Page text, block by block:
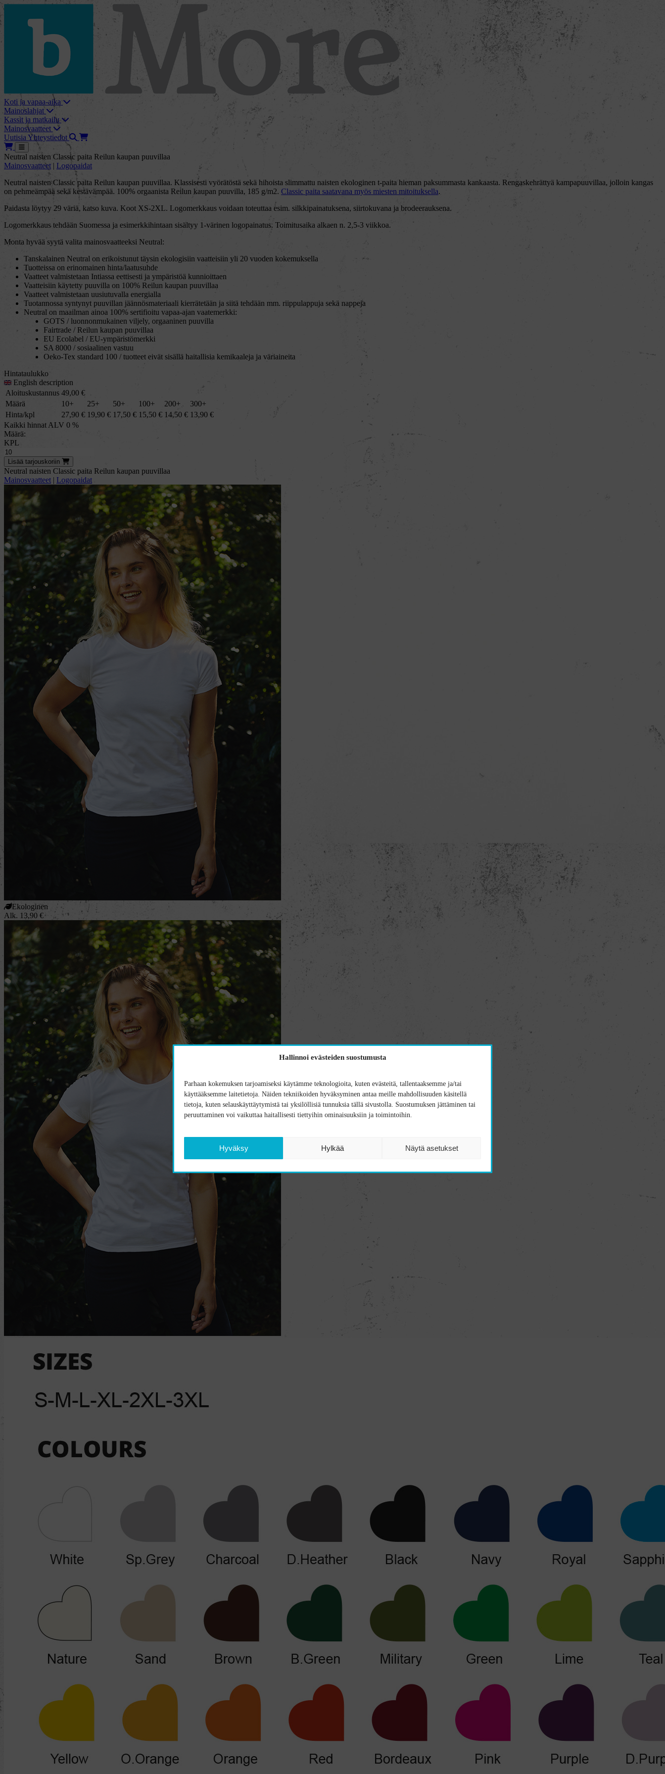
Hallinnoi evästeiden suostumusta
Parhaan kokemuksen tarjoamiseksi käytämme teknologioita, kuten evästeitä, tallentaaksemme ja/tai
käyttääksemme laitetietoja. Näiden tekniikoiden hyväksyminen antaa meille mahdollisuuden käsitellä
tietoja, kuten selauskäyttäytymistä tai yksilöllisiä tunnuksia tällä sivustolla. Suostumuksen jättäminen tai
peruuttaminen voi vaikuttaa haitallisesti tiettyihin ominaisuuksiin ja toimintoihin.
Hyväksy Hylkää Näytä asetukset
skip_to_content
bMore
Koti ja vapaa-aika
Mainoslahjat
Kassit ja matkailu
Mainosvaatteet
Uutisia Yhteystiedot HakuTarjouskori
Tarjouskori
Avaa
Neutral naisten Classic paita Reilun kaupan puuvillaa
Mainosvaatteet | Logopaidat
Neutral naisten Classic paita Reilun kaupan puuvillaa. Klassisesti vyörätöstä sekä hihoista slimmattu naisten ekologinen t-paita hieman paksummasta kankaasta. Rengaskehrättyä kampapuuvillaa, jolloin kangas
on pehmeämpää sekä kestävämpää. 100% orgaanista Reilun kaupan puuvilla, 185 g/m2. Classic paita saatavana myös miesten mitoituksella.
Paidasta löytyy 29 väriä, katso kuva. Koot XS-2XL. Logomerkkaus voidaan toteuttaa esim. silkkipainatuksena, siirtokuvana ja brodeerauksena.
Logomerkkaus tehdään Suomessa ja esimerkkihintaan sisältyy 1-värinen logopainatus. Toimitusaika alkaen n. 2,5-3 viikkoa.
Monta hyvää syytä valita mainosvaatteeksi Neutral:
Tanskalainen Neutral on erikoistunut täysin ekologisiin vaatteisiin yli 20 vuoden kokemuksella
Tuotteissa on erinomainen hinta/laatusuhde
Vaatteet valmistetaan Intiassa eettisesti ja ympäristöä kunnioittaen
Vaatteisiin käytetty puuvilla on 100% Reilun kaupan puuvillaa
Vaatteet valmistetaan uusiutuvalla energialla
Tuotannossa syntynyt puuvillan jäännösmateriaali kierrätetään ja siitä tehdään mm. riippulappuja sekä nappeja
Neutral on maailman ainoa 100% sertifioitu vapaa-ajan vaatemerkki:
GOTS / luonnonmukainen viljely, orgaaninen puuvilla
Fairtrade / Reilun kaupan puuvillaa
EU Ecolabel / EU-ympäristömerkki
SA 8000 / sosiaalinen vastuu
Oeko-Tex standard 100 / tuotteet eivät sisällä haitallisia kemikaaleja ja väriaineita
Hintataulukko
English description
Aloituskustannus 49,00 €
Määrä
10+ 25+ 50+ 100+ 200+
300+
Hinta/kpl
27,90 € 19,90 € 17,50 € 15,50 € 14,50 € 13,90 €
Kaikki hinnat ALV 0 %
Määrä:
KPL
Lisää tarjous koriin
Neutral naisten Classic paita Reilun kaupan puuvillaa
Mainosvaatteet | Logopaidat
Ekologinen
Alk. 13,90 €